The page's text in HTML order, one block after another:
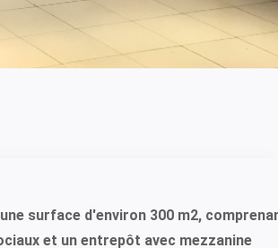
surface d'environ 300 m2,
et un entrepôt avec mezzanine